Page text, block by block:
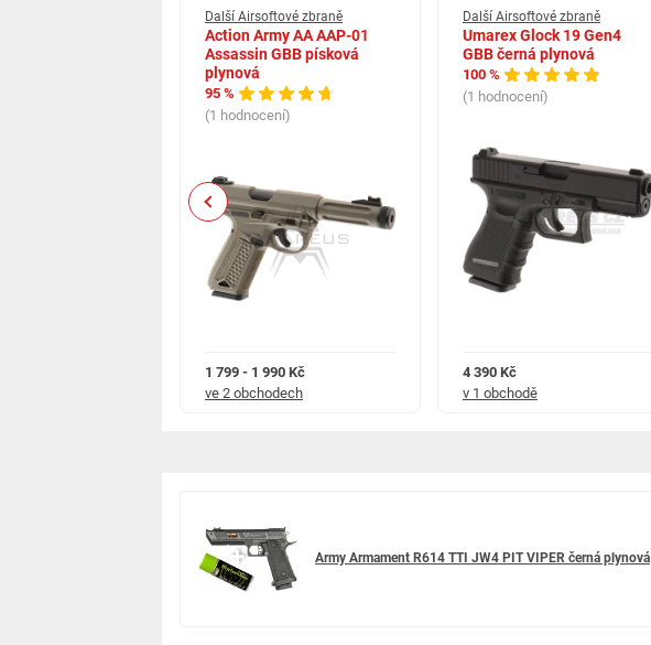
Další Airsoftové zbraně
Action Army AA AAP-01
Assassin GBB písková
plynová
95 %
(1 hodnocení)
1 799 - 1 990 Kč
ve 2 obchodech
Další Airsoftové zbraně
Umarex Glock 19 Gen4
GBB černá plynová
100 %
(1 hodnocení)
4 390 Kč
v 1 obchodě
Previous
Army Armament R614 TTI JW4 PIT VIPER černá plynová